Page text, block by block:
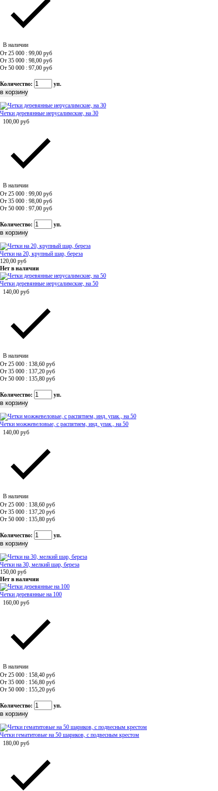
В наличии
От 25 000 : 99,00 руб
От 35 000 : 98,00 руб
От 50 000 : 97,00 руб
Количество: уп.
Четки деревянные иерусалимские, на 30
100,00 руб
В наличии
От 25 000 : 99,00 руб
От 35 000 : 98,00 руб
От 50 000 : 97,00 руб
Количество: уп.
Четки на 20, крупный шар, береза
120,00 руб
Нет в наличии
Четки деревянные иерусалимские, на 50
140,00 руб
В наличии
От 25 000 : 138,60 руб
От 35 000 : 137,20 руб
От 50 000 : 135,80 руб
Количество: уп.
Четки можжевеловые, с распятием, инд. упак., на 50
140,00 руб
В наличии
От 25 000 : 138,60 руб
От 35 000 : 137,20 руб
От 50 000 : 135,80 руб
Количество: уп.
Четки на 30, мелкий шар, береза
150,00 руб
Нет в наличии
Четки деревянные на 100
160,00 руб
В наличии
От 25 000 : 158,40 руб
От 35 000 : 156,80 руб
От 50 000 : 155,20 руб
Количество: уп.
Четки гематитовые на 50 шариков, с подвесным крестом
180,00 руб